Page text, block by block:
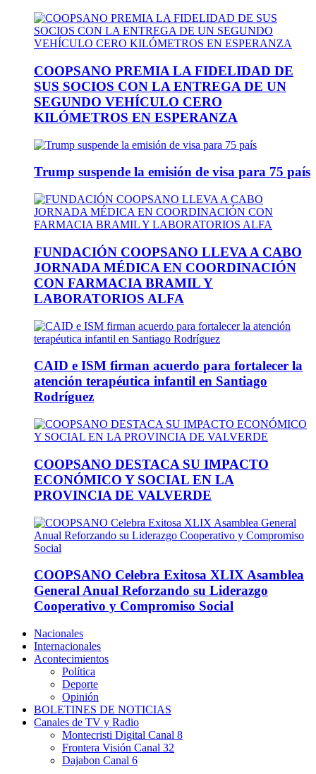
COOPSANO PREMIA LA FIDELIDAD DE
SUS SOCIOS CON LA ENTREGA DE UN
SEGUNDO VEHÍCULO CERO
KILÓMETROS EN ESPERANZA
Trump suspende la emisión de visa para 75 país
FUNDACIÓN COOPSANO LLEVA A CABO
JORNADA MÉDICA EN COORDINACIÓN
CON FARMACIA BRAMIL Y
LABORATORIOS ALFA
CAID e ISM firman acuerdo para fortalecer la
atención terapéutica infantil en Santiago
Rodríguez
COOPSANO DESTACA SU IMPACTO
ECONÓMICO Y SOCIAL EN LA
PROVINCIA DE VALVERDE
COOPSANO Celebra Exitosa XLIX Asamblea
General Anual Reforzando su Liderazgo
Cooperativo y Compromiso Social
Nacionales
Internacionales
Acontecimientos
Política
Deporte
Opinión
BOLETINES DE NOTICIAS
Canales de TV y Radio
Montecristi Digital Canal 8
Frontera Visión Canal 32
Dajabon Canal 6